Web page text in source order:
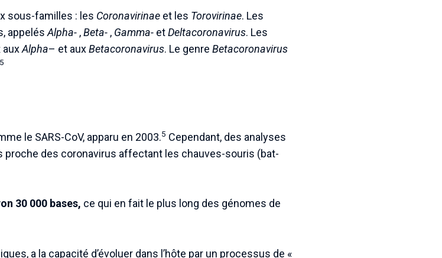
sous-familles : les Coronavirinae et les Torovirinae. Les
appelés Alpha- ,Beta- , Gamma- etDeltacoronavirus. Les
auxAlpha– et auxBetacoronavirus. Le genre Betacoronavirus
5
le SARS-CoV, apparu en 2003.5 Cependant, des analyses
proche des coronavirus affectant les chauves-souris (bat-
30 000 bases, ce qui en fait le plus long des génomes de
a la capacité d’évoluer dans l’hôte par un processus de «